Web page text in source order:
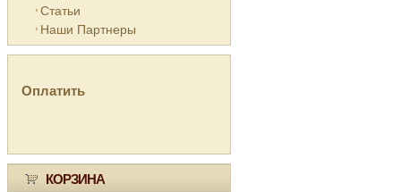
Статьи
Наши Партнеры
Оплатить
КОРЗИНА